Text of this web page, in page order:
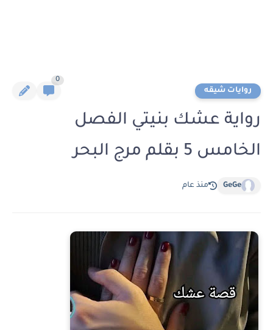
روايات شيقه
0
رواية عشك بنيتي الفصل
الخامس 5 بقلم مرج البحر
GeGe منذ عام